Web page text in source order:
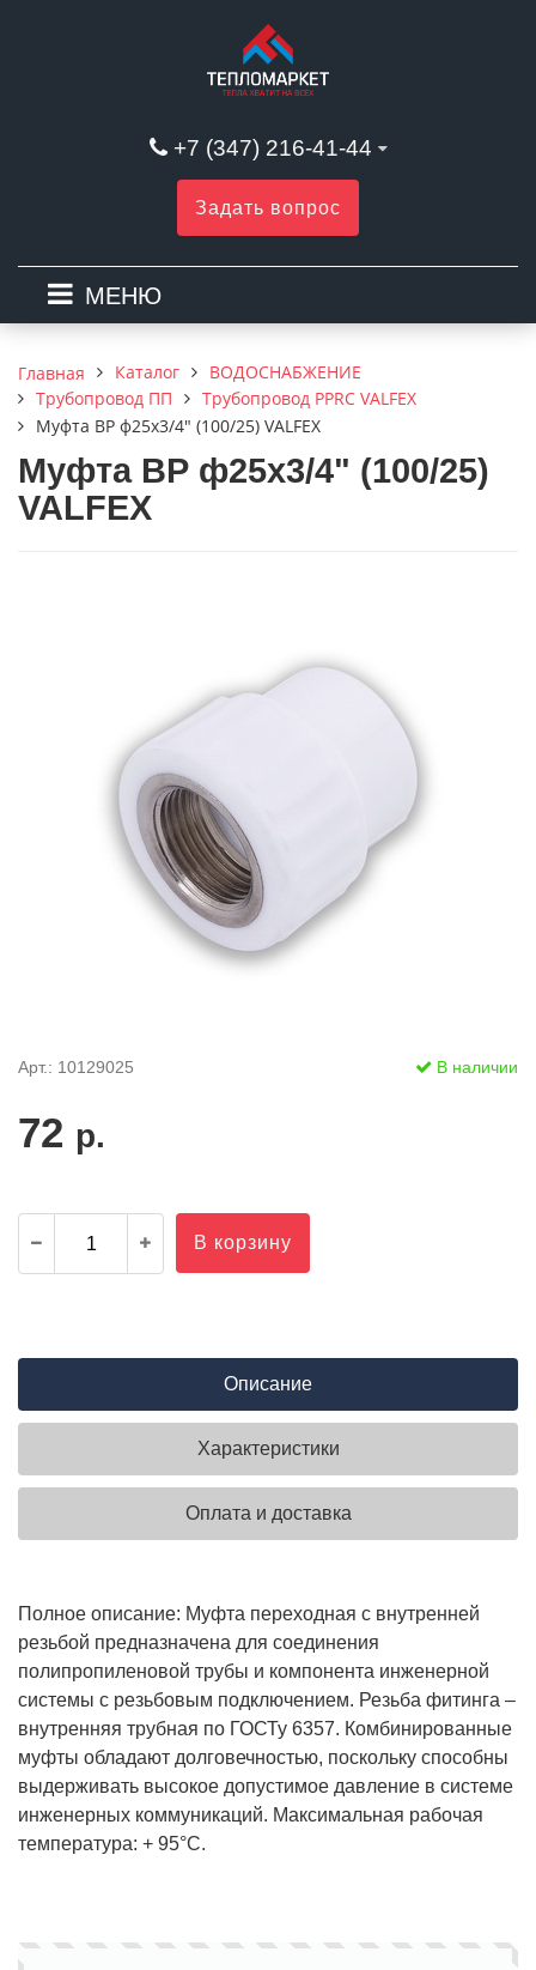
+7 (347) 216-41-44
Задать вопрос
МЕНЮ
Главная Каталог
ВОДОСНАБЖЕНИЕ
Трубопровод ПП
Трубопровод PPRC VALFEX
Муфта ВР ф25х3/4" (100/25) VALFEX
Муфта ВР ф25х3/4" (100/25)
VALFEX
Арт.: 10129025 В наличии
72 р.
В корзину
Описание
Характеристики
Оплата и доставка
Полное описание: Муфта переходная с внутренней
резьбой предназначена для соединения
полипропиленовой трубы и компонента инженерной
системы с резьбовым подключением. Резьба фитинга –
внутренняя трубная по ГОСТу 6357. Комбинированные
муфты обладают долговечностью, поскольку способны
выдерживать высокое допустимое давление в системе
инженерных коммуникаций. Максимальная рабочая
температура: + 95°С.